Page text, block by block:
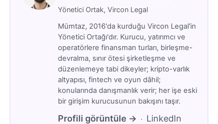
Yönetici Ortak, Vircon Legal
Mümtaz, 2016'da kurduğu Vircon Legal'in
Yönetici Ortağı'dır. Kurucu, yatırımcı ve
operatörlere finansman turları, birleşme-
devralma, sınır ötesi şirketleşme ve
düzenlemeye tabi dikeyler; kripto-varlık
altyapısı, fintech ve oyun dâhil;
konularında danışmanlık verir; her işe eski
bir girişim kurucusunun bakışını taşır.
Profili görüntüle → · LinkedIn